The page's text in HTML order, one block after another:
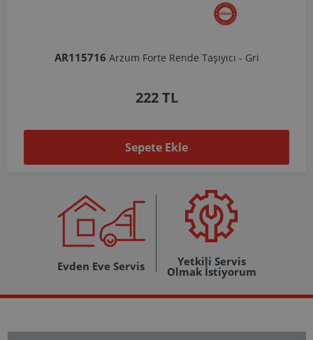
- Gri AR103206Arzum Shake'N Take Doğrayıcı
Evden Eve Servis Yetkili Servis
Olmak İstiyorum